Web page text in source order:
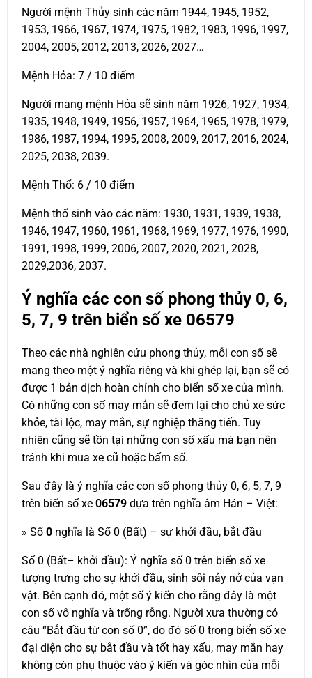
Người mệnh Thủy sinh các năm 1944, 1945, 1952,
1953, 1966, 1967, 1974, 1975, 1982, 1983, 1996, 1997,
2004, 2005, 2012, 2013, 2026, 2027…
Mệnh Hỏa: 7 / 10 điểm
Người mang mệnh Hỏa sẽ sinh năm 1926, 1927, 1934,
1935, 1948, 1949, 1956, 1957, 1964, 1965, 1978, 1979,
1986, 1987, 1994, 1995, 2008, 2009, 2017, 2016, 2024,
2025, 2038, 2039.
Mệnh Thổ: 6 / 10 điểm
Mệnh thổ sinh vào các năm: 1930, 1931, 1939, 1938,
1946, 1947, 1960, 1961, 1968, 1969, 1977, 1976, 1990,
1991, 1998, 1999, 2006, 2007, 2020, 2021, 2028,
2029,2036, 2037.
Ý nghĩa các con số phong thủy 0, 6,
5, 7, 9 trên biển số xe 06579
Theo các nhà nghiên cứu phong thủy, mỗi con số sẽ
mang theo một ý nghĩa riêng và khi ghép lại, bạn sẽ có
được 1 bản dịch hoàn chỉnh cho biển số xe của mình.
Có những con số may mắn sẽ đem lại cho chủ xe sức
khỏe, tài lộc, may mắn, sự nghiệp thăng tiến. Tuy
nhiên cũng sẽ tồn tại những con số xấu mà bạn nên
tránh khi mua xe cũ hoặc bấm số.
Sau đây là ý nghĩa các con số phong thủy 0, 6, 5, 7, 9
trên biển số xe 06579 dựa trên nghĩa âm Hán – Việt:
» Số0 nghĩa là Số 0 (Bất) – sự khởi đầu, bắt đầu
Số 0 (Bất– khởi đầu): Ý nghĩa số 0 trên biển số xe
tượng trưng cho sự khởi đầu, sinh sôi nảy nở của vạn
vật. Bên cạnh đó, một số ý kiến cho rằng đây là một
con số vô nghĩa và trống rỗng. Người xưa thường có
câu “Bắt đầu từ con số 0”, do đó số 0 trong biển số xe
đại diện cho sự bắt đầu và tốt hay xấu, may mắn hay
không còn phụ thuộc vào ý kiến và góc nhìn của mỗi